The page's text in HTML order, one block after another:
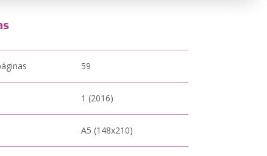
59
1 (2016)
A5 (148x210)